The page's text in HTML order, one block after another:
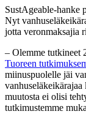
SustAgeable-hanke
Nyt
jotta veronmaksajia
– Olemme tutkineet
Tuoreen
miinuspuolelle jäi
vanhuseläkeikärajaa
muutosta ei olisi
tutkimustemme